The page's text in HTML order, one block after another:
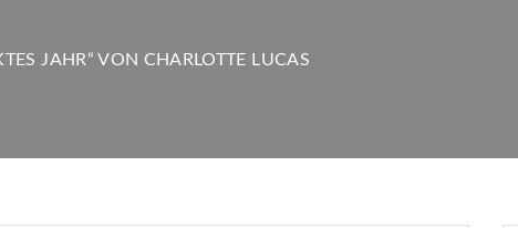
JAHR“ VON CHARLOTTE LUCAS